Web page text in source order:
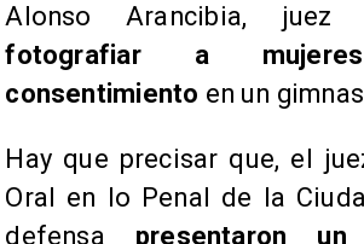
Alonso Arancibia, juez
fotografiar a
consentimiento en un
Hay que precisar que, el
Oral en lo Penal de la
defensa presentaron